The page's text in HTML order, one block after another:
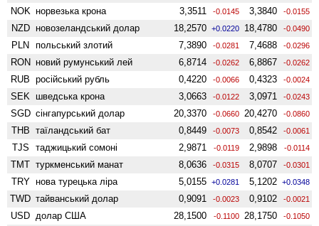
NOK норвезька крона 3,3511 -0.0145 3,3840 -0.0155
NZD ново­зеландський долар 18,2570 +0.0220 18,4780 -0.0490
PLN польський злотий 7,3890 -0.0281 7,4688 -0.0296
RON новий румунський лей 6,8714 -0.0262 6,8867 -0.0262
RUB російський рубль 0,4220 -0.0066 0,4323 -0.0024
SEK шведська крона 3,0663 -0.0122 3,0971 -0.0243
SGD сінгапурський долар 20,3370 -0.0660 20,4270 -0.0860
THB таїландський бат 0,8449 -0.0073 0,8542 -0.0061
TJS таджицький сомоні 2,9871 -0.0119 2,9898 -0.0114
TMT туркменський манат 8,0636 -0.0315 8,0707 -0.0301
TRY нова турецька ліра 5,0155 +0.0281 5,1202 +0.0348
TWD тайванський долар 0,9091 -0.0023 0,9102 -0.0021
USD долар США 28,1500 -0.1100 28,1750 -0.1050